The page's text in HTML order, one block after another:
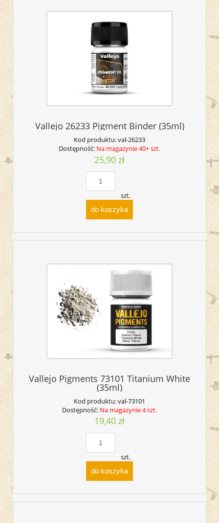
Vallejo 26233 Pigment Binder (35ml)
Kod produktu:val-26233
Dostępność: Na magazynie 40+ szt.
25,90 zł
szt.
do koszyka
Vallejo Pigments 73101 Titanium White
(35ml)
Kod produktu:val-73101
Dostępność: Na magazynie 4 szt.
19,40 zł
szt.
do koszyka